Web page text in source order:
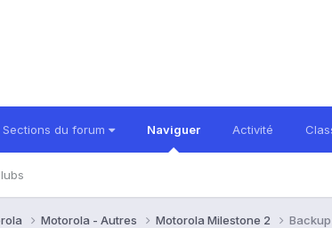
Sections du forum Naviguer Activité
Motorola - Autres Motorola Milestone 2